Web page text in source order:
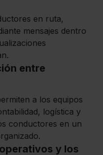
en ruta,
mensajes dentro
entre
a los equipos
logística y
conductores en un
y los